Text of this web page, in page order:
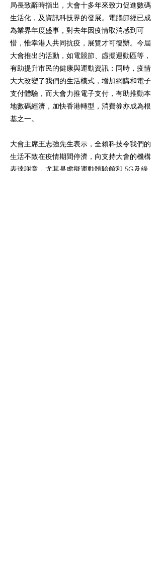
局長致辭時指出，大會十多年來致力促進數碼
生活化，及資訊科技界的發展。電腦節經已成
為業界年度盛事，對去年因疫情取消感到可
惜，惟幸港人共同抗疫，展覽才可復辦。今屆
大會推出的活動，如電競節、虛擬運動區等，
有助提升市民的健康與運動資訊；同時，疫情
大大改變了我們的生活模式，增加網購和電子
支付體驗，而大會力推電子支付，有助推動本
地數碼經濟，加快香港轉型，消費券亦成為根
基之一。
大會主席王志強先生表示，全賴科技令我們的
生活不致在疫情期間停濟，向支持大會的機構
表達謝意，尤其是虛擬運動體驗館和 5G及綠